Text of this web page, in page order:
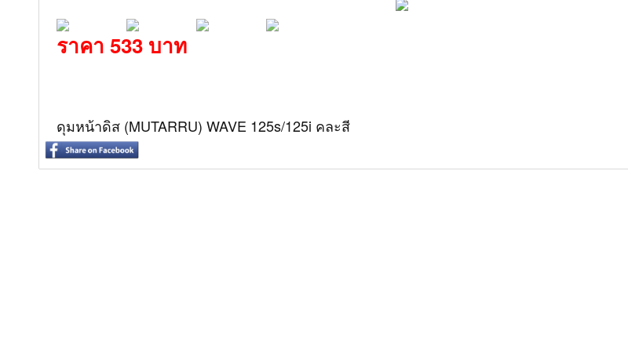
ราคา 533 บาท
ดุมหน้าดิส (MUTARRU) WAVE 125s/125i คละสี